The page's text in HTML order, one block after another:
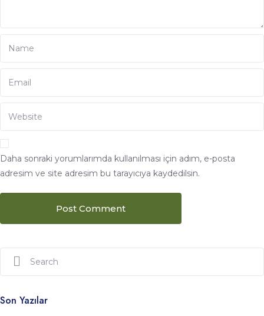
Daha sonraki yorumlarımda kullanılması için adım, e-posta
adresim ve site adresim bu tarayıcıya kaydedilsin.
Son Yazılar